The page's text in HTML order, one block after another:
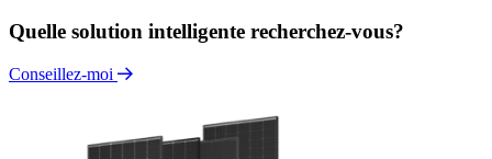
Quelle solution intelligente recherchez-vous?
Conseillez-moi